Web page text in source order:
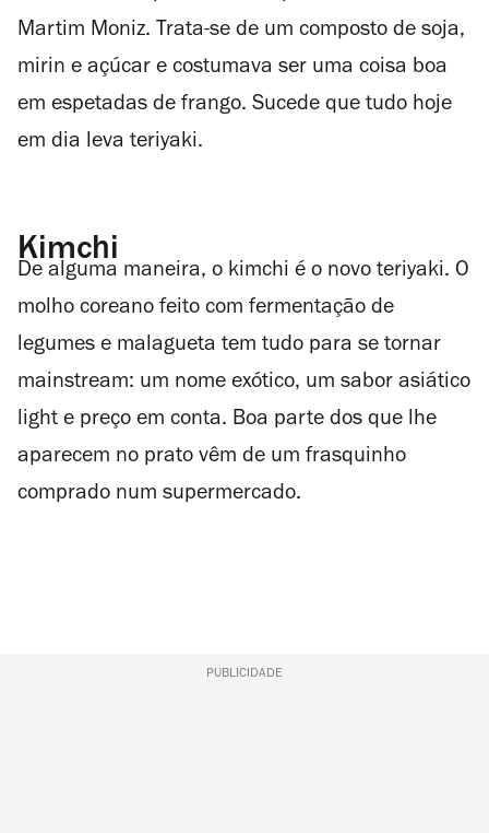
Martim Moniz. Trata-se de um composto de soja,
mirin e açúcar e costumava ser uma coisa boa
em espetadas de frango. Sucede que tudo hoje
em dia leva teriyaki.
Kimchi
De alguma maneira, o kimchi é o novo teriyaki. O
molho coreano feito com fermentação de
legumes e malagueta tem tudo para se tornar
mainstream: um nome exótico, um sabor asiático
light e preço em conta. Boa parte dos que lhe
aparecem no prato vêm de um frasquinho
comprado num supermercado.
PUBLICIDADE